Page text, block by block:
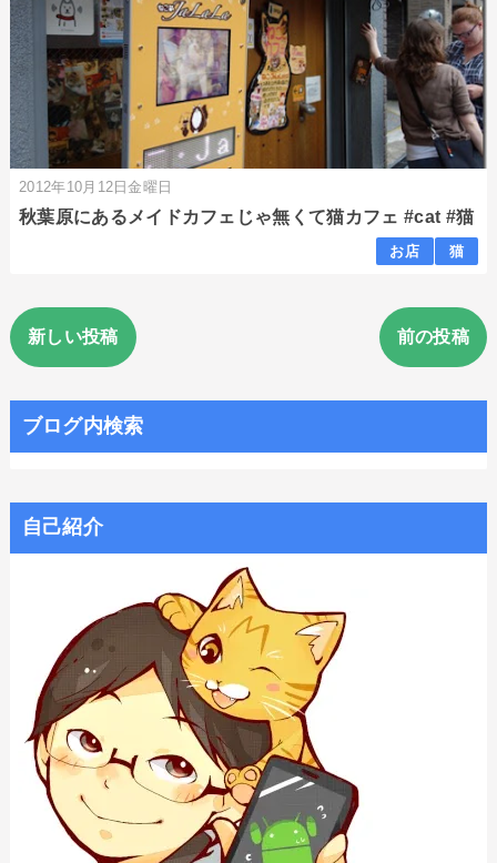
2012年10月12日金曜日
秋葉原にあるメイドカフェじゃ無くて猫カフェ #cat #猫
お店 猫
新しい投稿 前の投稿
ブログ内検索
自己紹介